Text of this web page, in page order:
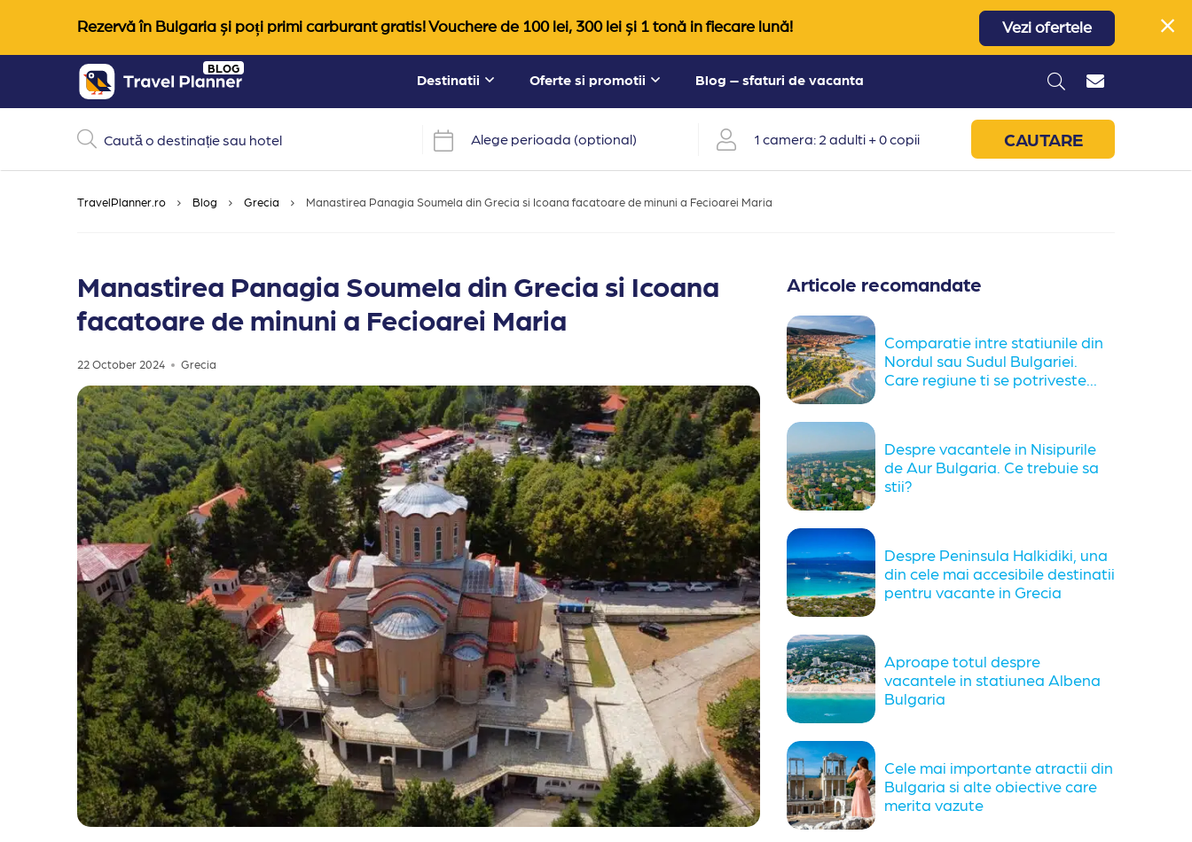
Rezervă în Bulgaria și poți primi carburant gratis! Vouchere de 100 lei, 300 lei și 1 tonă in fiecare lună! Vezi ofertele
content
BLOG
Destinatii Oferte si promotii Blog – sfaturi de vacanta
Alege perioada (optional) 1 camera: 2 adulti + 0 copii CAUTARE
TravelPlanner.ro Blog Grecia Manastirea Panagia Soumela din Grecia si Icoana facatoare de minuni a Fecioarei Maria
Manastirea Panagia Soumela din Grecia si Icoana
facatoare de minuni a Fecioarei Maria
22 October 2024 Grecia
Articole recomandate
Comparatie intre statiunile din
Nordul sau Sudul Bulgariei.
Care regiune ti se potriveste...
Despre vacantele in Nisipurile
de Aur Bulgaria. Ce trebuie sa
stii?
Despre Peninsula Halkidiki, una
din cele mai accesibile destinatii
pentru vacante in Grecia
Aproape totul despre
vacantele in statiunea Albena
Bulgaria
Cele mai importante atractii din
Bulgaria si alte obiective care
merita vazute